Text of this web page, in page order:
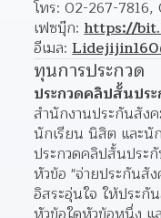
โทร: 02-267-7816,
เฟซบุ๊ก: https://
อีเมล:
ทุนการประกวด
ประกวดคลิปสั้นปร
สำนักงานประกันสัง
นักเรียน นิสิต และนั
ประกวดคลิปสั้นประ
หัวข้อ "จ่ายประกันสั
อิสระอุ่นใจ ให้ประกั